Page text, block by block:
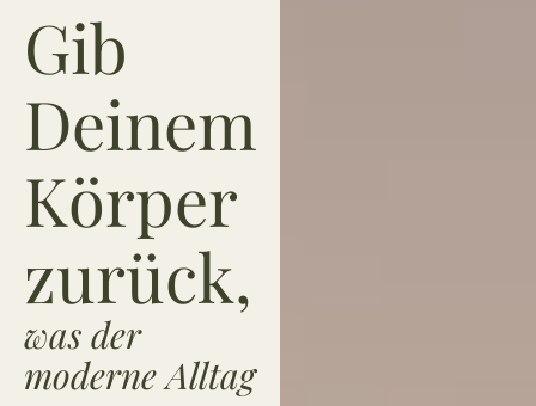
Gib
Deinem
Körper
zurück,
was der
moderne Alltag